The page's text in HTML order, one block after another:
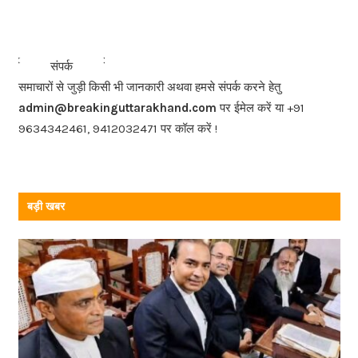
b
o
o
k
<<< संपर्क
>>>
समाचारों से जुड़ी किसी भी जानकारी अथवा हमसे संपर्क करने हेतु
admin@breakinguttarakhand.com पर ईमेल करें या +91
9634342461, 9412032471 पर कॉल करें !
बड़ी खबर